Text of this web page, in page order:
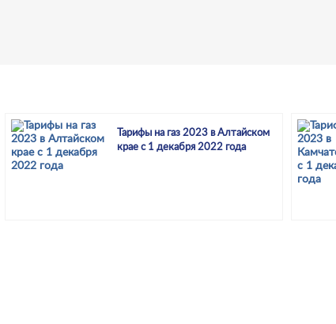
Тарифы на газ 2023 в Алтайском
крае с 1 декабря 2022 года